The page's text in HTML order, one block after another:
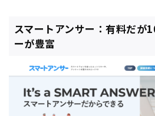
スマートアンサー：有料だが
ーが豊富